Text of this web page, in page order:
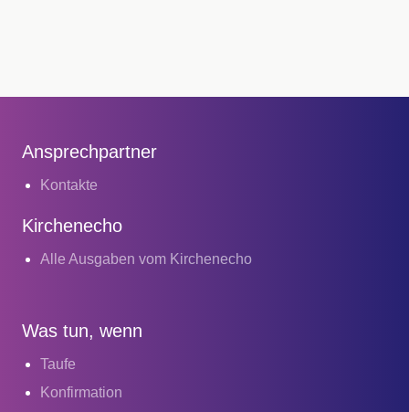
Ansprechpartner
Kontakte
Kirchenecho
Alle Ausgaben vom Kirchenecho
Was tun, wenn
Taufe
Konfirmation